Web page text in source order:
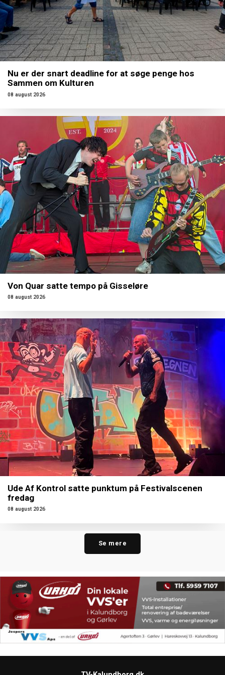
Nu er der snart deadline for at søge penge hos
Sammen om Kulturen
08 august 2026
Von Quar satte tempo på Gisseløre
08 august 2026
Ude Af Kontrol satte punktum på Festivalscenen
fredag
08 august 2026
Se mere